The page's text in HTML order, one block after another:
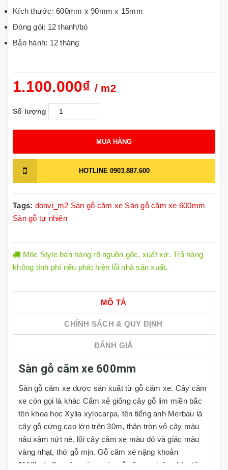
Kích thước: 600mm x 90mm x 15mm
Đóng gói: 12 thanh/bó
Bảo hành: 12 tháng
1.100.000₫ / m2
Số lượng
MUA HÀNG
HOTLINE 0903.887.600
Tags: donvi_m2 Sàn gỗ căm xe Sàn gỗ căm xe 600mm
Sàn gỗ tự nhiên
Mộc Style bán hàng rõ nguồn gốc, xuất xứ. Trả hàng
không tính phí nếu phát hiện lỗi nhà sản xuất.
MÔ TẢ
CHÍNH SÁCH & QUY ĐỊNH
ĐÁNH GIÁ
Sàn gỗ căm xe 600mm
Sàn gỗ căm xe được sản xuất từ gỗ căm xe. Cây căm
xe còn gọi là khác Cẩm xẻ giống cây gỗ lim miền bắc
tên khoa học Xylia xylocarpa, tên tiếng anh Merbau là
cây gỗ cứng cao lớn trên 30m, thân tròn vỏ cây màu
nâu xám nứt nẻ, lõi cây căm xe màu đỏ và giác màu
vàng nhạt, thớ gỗ mịn. Gỗ căm xe nặng khoản
1150kg/m3, ngâm vào nước gỗ căm xe luôn chìm tận